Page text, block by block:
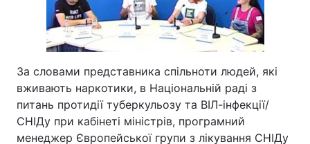
За словами представника спільноти людей, які
вживають наркотики, в Національній раді з
питань протидії туберкульозу та ВІЛ-інфекції/
СНІДу при кабінеті міністрів, програмний
менеджер Європейської групи з лікування СНІДу